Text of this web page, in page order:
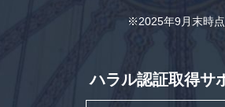
※2025年9月末時点
ハラル認証取得サ